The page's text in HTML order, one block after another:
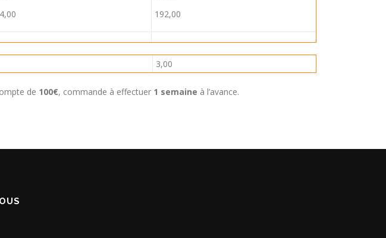
192,00
3,00
de 100€, commande à effectuer 1 semaine à l’avance.